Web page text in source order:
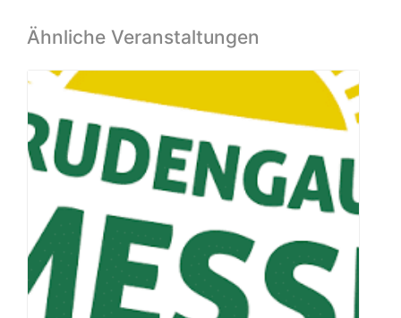
Ähnliche Veranstaltungen